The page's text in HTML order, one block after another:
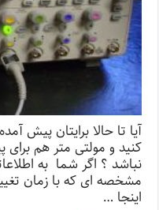
آیا تا حالا برایتان پیش
کنید و مولتی متر هم
نباشد ؟ اگر شما به
مشخصه ای که با زمان
اینجا …